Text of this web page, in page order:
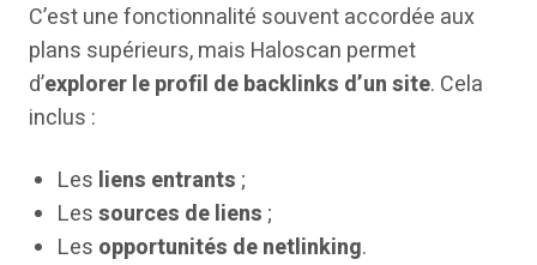
C’est une fonctionnalité souvent accordée aux
plans supérieurs, mais Haloscan permet
d’explorer le profil de backlinks d’un site. Cela
inclus :
Les liens entrants;
Lessources de liens;
Les opportunités de netlinking.